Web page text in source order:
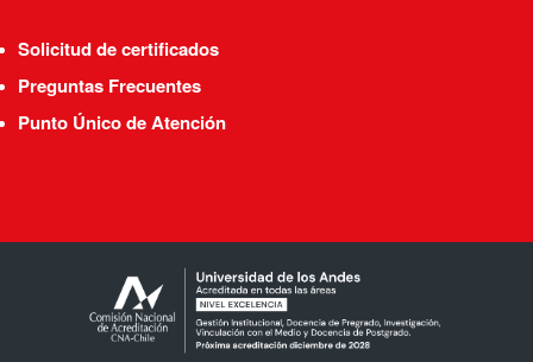
Solicitud de certificados
Preguntas Frecuentes
Punto Único de Atención